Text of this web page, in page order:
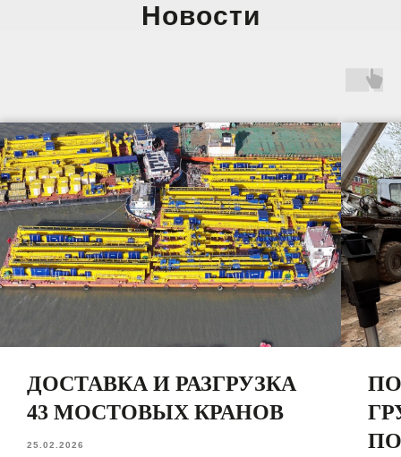
Новости
ДОСТАВКА И РАЗГРУЗКА
43 МОСТОВЫХ КРАНОВ
25.02.2026